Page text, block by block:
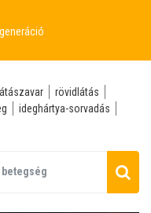
rövidlátás
ideghártya-sorvadás